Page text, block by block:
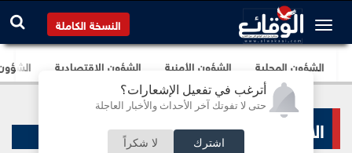
أترغب في تفعيل الإشعارات؟
حتى لا تفوتك آخر الأحداث والأخبار العاجلة
اشترك لا شكراً
النسخة الكاملة
الشؤون المحلية الشؤون الأمنية الشؤون الإقتصادية
الاخبار الاقتصادية